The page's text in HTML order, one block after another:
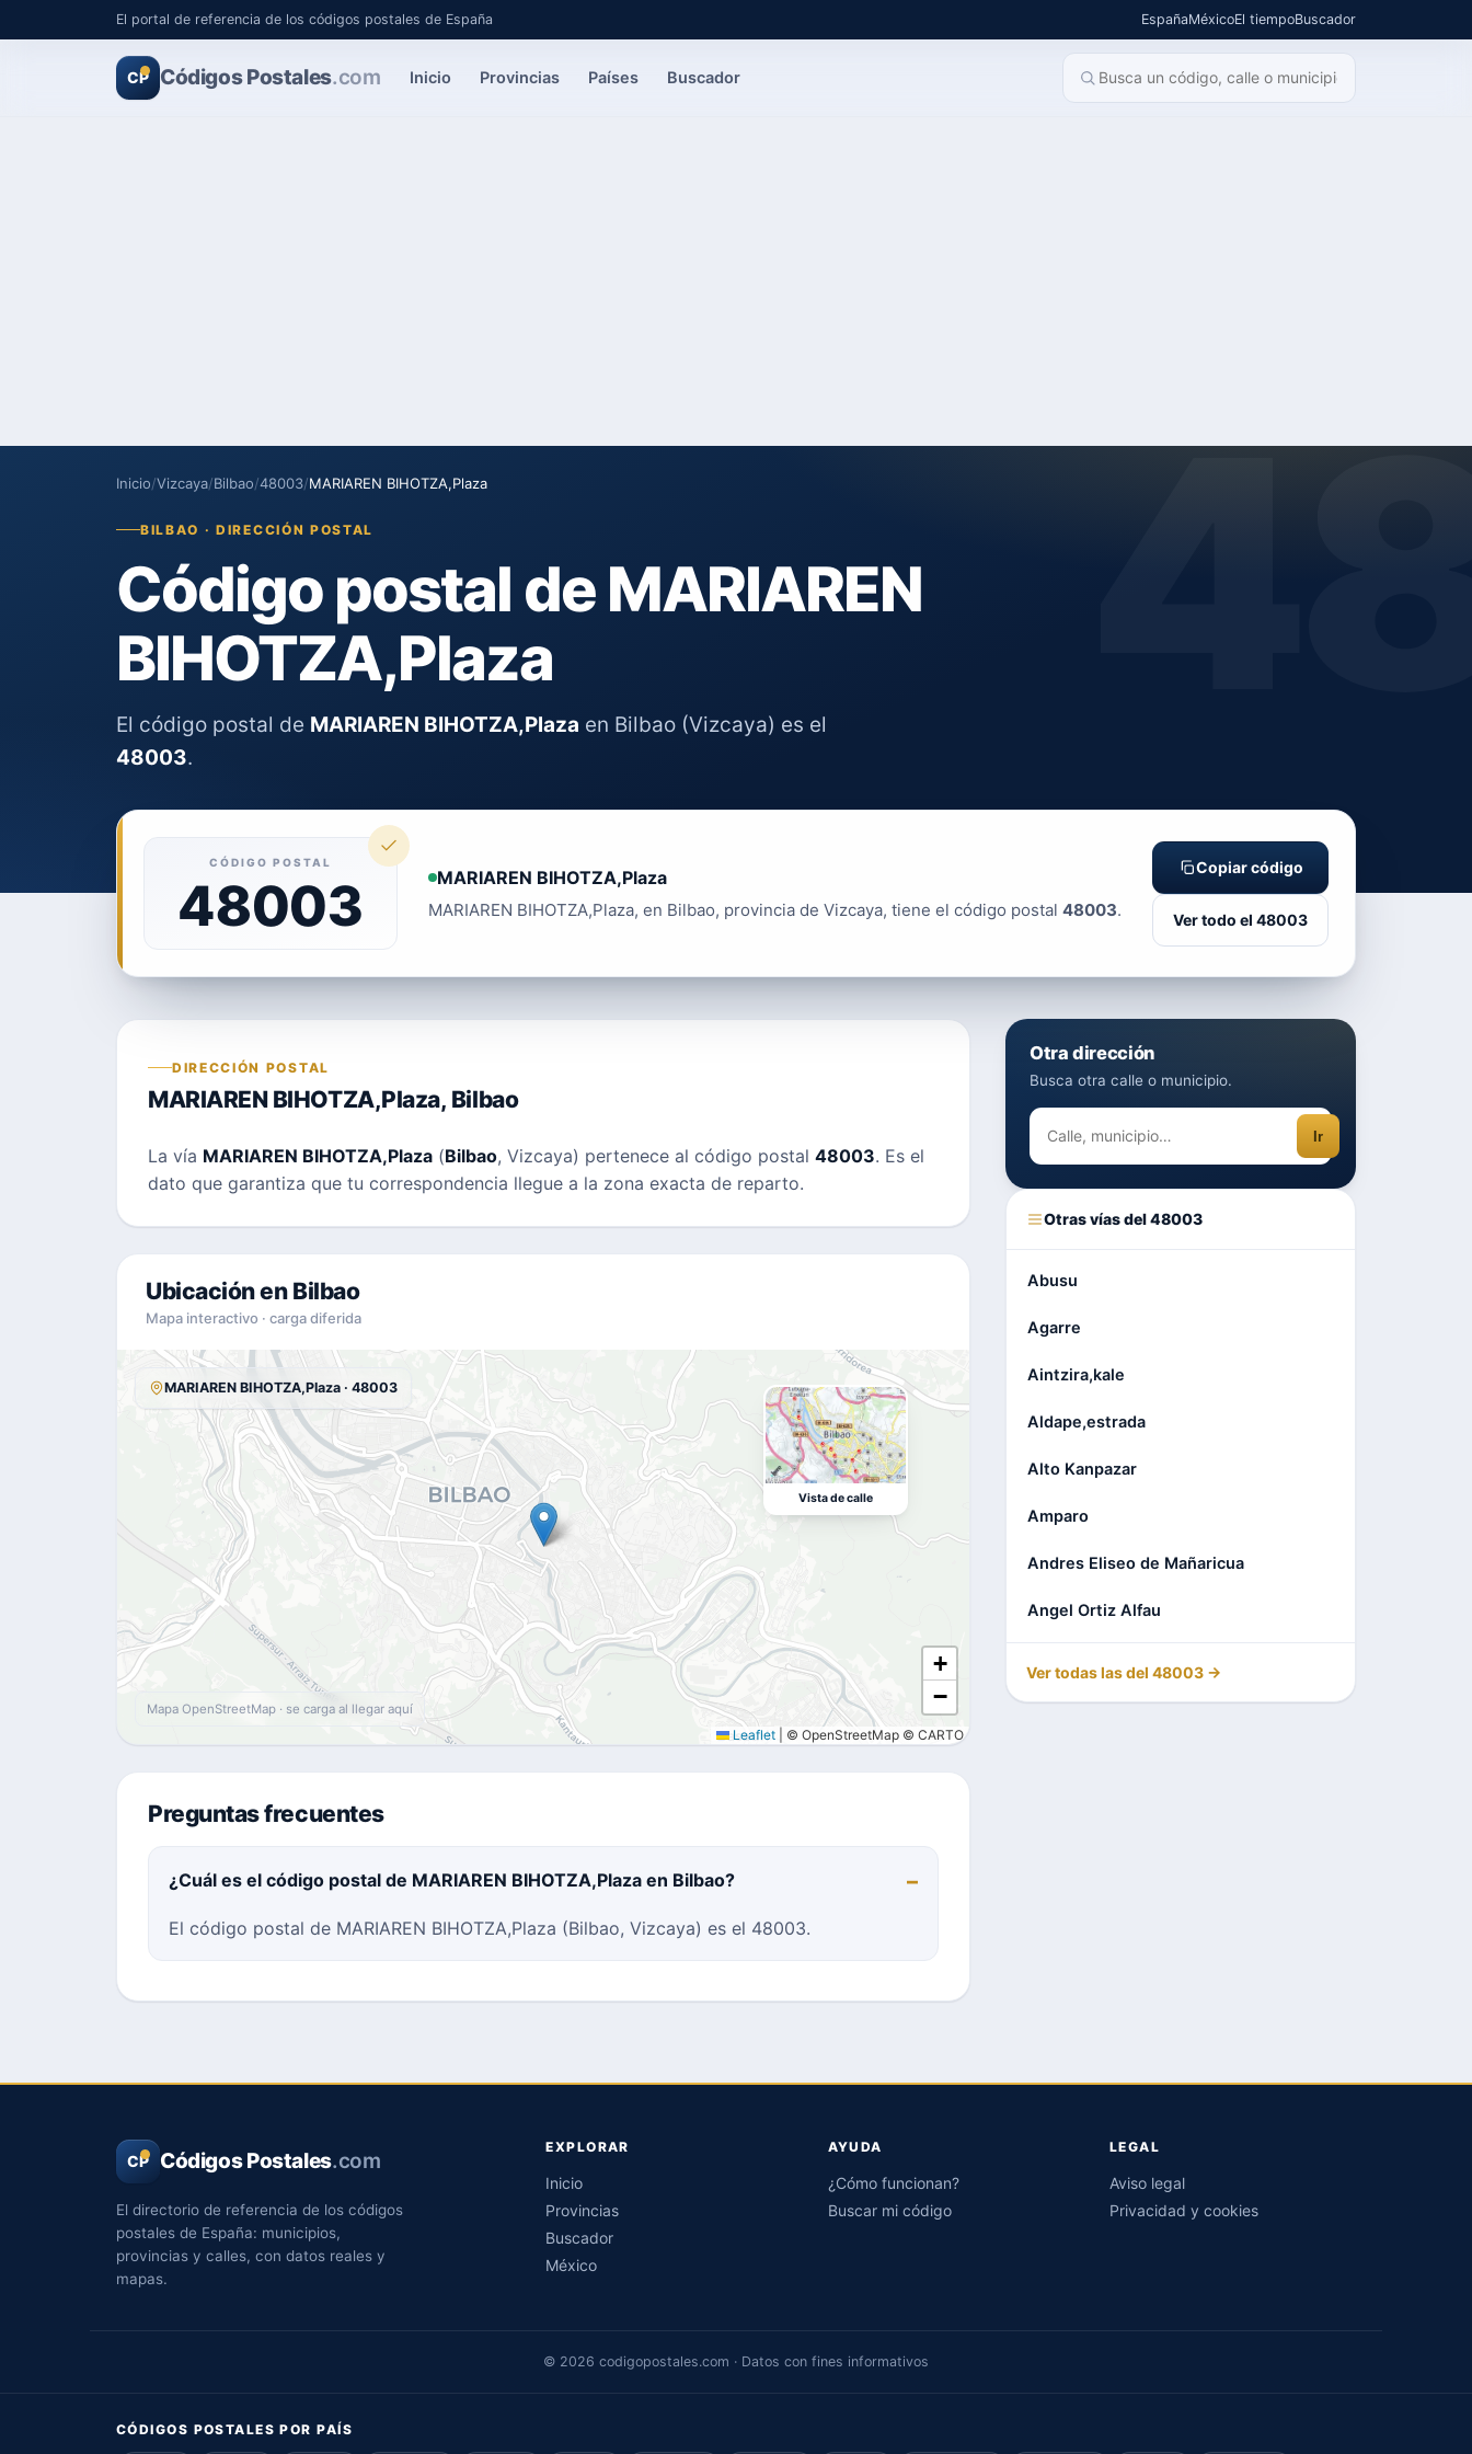
El portal de referencia de los códigos postales de España EspañaMéxicoEl tiempoBuscador
CP Códigos Postales.com Inicio Provincias Países Buscador
Inicio/Vizcaya/Bilbao/48003/MARIAREN BIHOTZA,Plaza
BILBAO · DIRECCIÓN POSTAL
Código postal de MARIAREN
BIHOTZA,Plaza
El código postal de MARIAREN BIHOTZA,Plaza en Bilbao (Vizcaya) es el
48003.
CÓDIGO POSTAL
48003 MARIAREN BIHOTZA,Plaza
MARIAREN BIHOTZA,Plaza, en Bilbao, provincia de Vizcaya, tiene el código postal 48003.
Copiar código
Ver todo el 48003
DIRECCIÓN POSTAL
MARIAREN BIHOTZA,Plaza, Bilbao
La vía MARIAREN BIHOTZA,Plaza (Bilbao, Vizcaya) pertenece al código postal 48003. Es el
dato que garantiza que tu correspondencia llegue a la zona exacta de reparto.
Ubicación en Bilbao
Mapa interactivo · carga diferida
+
−
Leaflet © OpenStreetMap © CARTO
MARIAREN BIHOTZA,Plaza · 48003
Vista de calle
Mapa OpenStreetMap · se carga al llegar aquí
Preguntas frecuentes
¿Cuál es el código postal de MARIAREN BIHOTZA,Plaza en Bilbao?
El código postal de MARIAREN BIHOTZA,Plaza (Bilbao, Vizcaya) es el 48003.
Otra dirección
Busca otra calle o municipio.
Ir
Otras vías del 48003
Abusu
Agarre
Aintzira,kale
Aldape,estrada
Alto Kanpazar
Amparo
Andres Eliseo de Mañaricua
Angel Ortiz Alfau
Ver todas las del 48003 →
CP Códigos Postales.com
El directorio de referencia de los códigos
postales de España: municipios,
provincias y calles, con datos reales y
mapas.
EXPLORAR
Inicio
Provincias
Buscador
México
AYUDA
¿Cómo funcionan?
Buscar mi código
LEGAL
Aviso legal
Privacidad y cookies
© 2026 codigopostales.com · Datos con fines informativos
CÓDIGOS POSTALES POR PAÍS